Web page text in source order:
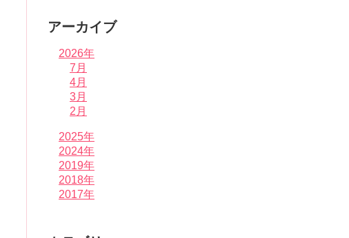
アーカイブ
2026年
7月
4月
3月
2月
2025年
2024年
2019年
2018年
2017年